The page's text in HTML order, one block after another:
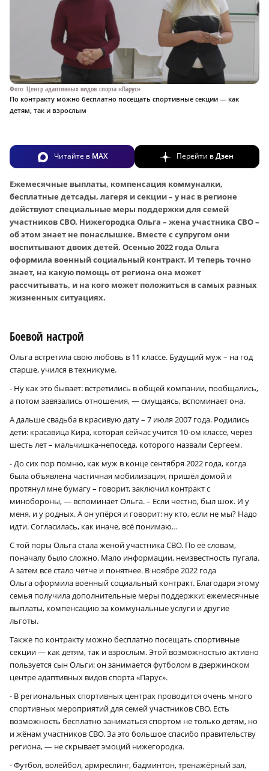
Фото: Центр адаптивных видов спорта «Парус»
По контракту можно бесплатно посещать спортивные секции — как
детям, так и взрослым
Читайте в MAX Перейти вДзен
Ежемесячные выплаты, компенсация коммуналки,
бесплатные детсады, лагеря и секции – у нас в регионе
действуют специальные меры поддержки для семей
участников СВО. Нижегородка Ольга – жена участника СВО –
об этом знает не понаслышке. Вместе с супругом они
воспитывают двоих детей. Осенью 2022 года Ольга
оформила военный социальный контракт. И теперь точно
знает, на какую помощь от региона она может
рассчитывать, и на кого может положиться в самых разных
жизненных ситуациях.
Боевой настрой
Ольга встретила свою любовь в 11 классе. Будущий муж – на год
старше, учился в техникуме.
- Ну как это бывает: встретились в общей компании, пообщались,
а потом завязались отношения, — смущаясь, вспоминает она.
А дальше свадьба в красивую дату – 7 июля 2007 года. Родились
дети: красавица Кира, которая сейчас учится 10-ом классе, через
шесть лет – мальчишка-непоседа, которого назвали Сергеем.
- До сих пор помню, как муж в конце сентября 2022 года, когда
была объявлена частичная мобилизация, пришёл домой и
протянул мне бумагу – говорит, заключил контракт с
минобороны, — вспоминает Ольга. – Если честно, был шок. И у
меня, и у родных. А он упёрся и говорит: ну кто, если не мы? Надо
идти. Согласилась, как иначе, всё понимаю…
С той поры Ольга стала женой участника СВО. По её словам,
поначалу было сложно. Мало информации, неизвестность пугала.
А затем всё стало чётче и понятнее. В ноябре 2022 года
Ольга оформила военный социальный контракт. Благодаря этому
семья получила дополнительные меры поддержки: ежемесячные
выплаты, компенсацию за коммунальные услуги и другие
льготы.
Также по контракту можно бесплатно посещать спортивные
секции — как детям, так и взрослым. Этой возможностью активно
пользуется сын Ольги: он занимается футболом в дзержинском
центре адаптивных видов спорта «Парус».
- В региональных спортивных центрах проводится очень много
спортивных мероприятий для семей участников СВО. Есть
возможность бесплатно заниматься спортом не только детям, но
и жёнам участников СВО. За это большое спасибо правительству
региона, — не скрывает эмоций нижегородка.
- Футбол, волейбол, армреслинг, бадминтон, тренажёрный зал,